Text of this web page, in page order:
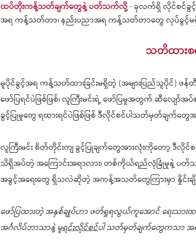
ထပ်တိုးကန့်သတ်ချက်တွေနဲ့ ပတ်သက်လို့-ခုလက်ရှိ လိုင်စင်ခွင့်
အရ ကန့်သတ်တာ၊ နည်းပညာအရ ကန့်သတ်တာတွေ လုပ်ခွင့်မ
သတိထားစ
မူပိုင်ခွင့်အရ ကန့်သတ်ထားခြင်းမရှိတဲ့ (အများပြည်သူပိုင်)
ဖော်ပြရင်ပဲဖြစ်ဖြစ်၊ လူကြီးမင်းရဲ့ ဖော်ပြမှုအတွက် ဆီလျေ
ခွင့်ပြုမှုတွေ ရထားရင်ပဲဖြစ်ဖြစ် ဒီလိုင်စင်ပါသတ်မှတ်ချက်တွ
လူကြီးမင်း စိတ်တိုင်းကျ ခွင့်ပြုချက်တွေအားလုံးကိုတော့ ဒီလိုင်စ
သိရှိအပ်တဲ့ အကြောင်းအရာလား၊ တစ်ကိုယ်ရည်လုံခြုံမှုနဲ့ ပတ်
အခွင့်အရေးတွေ ရှိသလဲဆိုတဲ့ အကန့်အသတ်တွေကြားမှာနှိုင်း
ဖော်ပြထားတဲ့ အနှစ်ချုပ်ဟာ ဖတ်ရှုရလွယ်ကူအောင် ရေးသားထ
အင်္ဂလိပ်ဘာသာနဲ့မူရင်းလိုင်စင်ပါ သတ်မှတ်ချက်တွေကသာ အခ